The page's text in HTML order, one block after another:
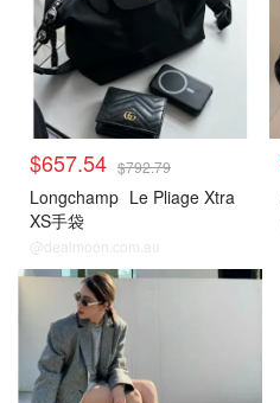
$657.54 $792.79
Longchamp Le Pliage Xtra
XS手袋
@dealmoon.com.au